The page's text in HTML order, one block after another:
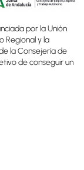
por la Unión
Regional y la
la Consejería de
de conseguir un